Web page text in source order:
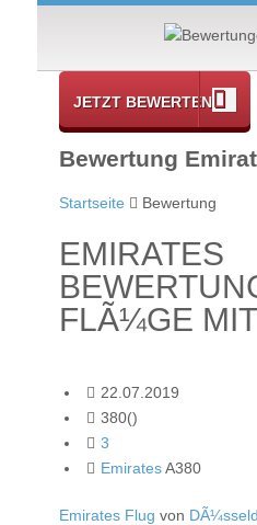
JETZT BEWERTEN
Bewertung
Startseite Bewertung
EMIRATES
FLÃ¼GE
22.07.2019
380()
3
EmiratesA380
Emirates Flug von